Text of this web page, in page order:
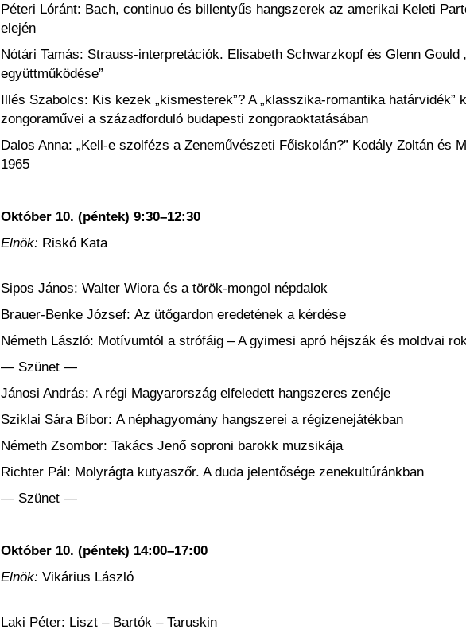
Péteri Lóránt: Bach, continuo és billentyűs hangszerek az amerikai Keleti
elején
Nótári Tamás: Strauss-interpretációk. Elisabeth Schwarzkopf és Glenn Gould
együttműködése”
Illés Szabolcs: Kis kezek „kismesterek”? A „klasszika-romantika határvidék”
zongoraművei a századforduló budapesti zongoraoktatásában
Dalos Anna: „Kell-e szolfézs a Zeneművészeti Főiskolán?” Kodály Zoltán és
1965
Október 10. (péntek) 9:30–12:30
Elnök: Riskó Kata
Sipos János: Walter Wiora és a török-mongol népdalok
Brauer-Benke József: Az ütőgardon eredetének a kérdése
Németh László: Motívumtól a strófáig – A gyimesi apró héjszák és moldvai
— Szünet —
Jánosi András: A régi Magyarország elfeledett hangszeres zenéje
Sziklai Sára Bíbor: A néphagyomány hangszerei a régi­zene­játékban
Németh Zsombor: Takács Jenő soproni barokk muzsikája
Richter Pál: Molyrágta kutyaszőr. A duda jelentősége zenekultúránkban
— Szünet —
Október 10. (péntek) 14:00–17:00
Elnök: Vikárius László
Laki Péter: Liszt – Bartók – Taruskin